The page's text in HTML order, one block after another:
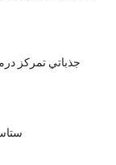
جذباتي تمرکز